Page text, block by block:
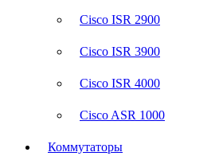
Cisco ISR 2900
Cisco ISR 3900
Cisco ISR 4000
Cisco ASR 1000
Коммутаторы